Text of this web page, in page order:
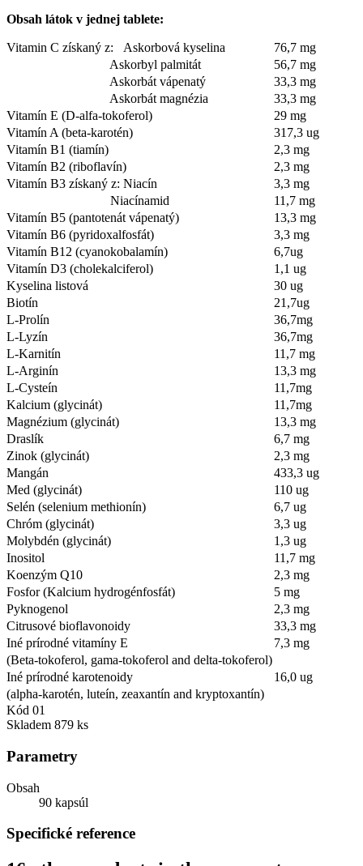
Obsah látok v jednej tablete:
Vitamin C získaný z: Askorbová kyselina
76,7 mg
Askorbyl palmitát
56,7 mg
Askorbát vápenatý
33,3 mg
Askorbát magnézia
33,3 mg
Vitamín E (D-alfa-tokoferol)
29 mg
Vitamín A (beta-karotén)
317,3 ug
Vitamín B1 (tiamín)
2,3 mg
Vitamín B2 (riboflavín)
2,3 mg
Vitamín B3 získaný z: Niacín
3,3 mg
Niacínamid
11,7 mg
Vitamín B5 (pantotenát vápenatý)
13,3 mg
Vitamín B6 (pyridoxalfosfát)
3,3 mg
Vitamín B12 (cyanokobalamín)
6,7ug
Vitamín D3 (cholekalciferol)
1,1 ug
Kyselina listová
30 ug
Biotín
21,7ug
L-Prolín
36,7mg
L-Lyzín
36,7mg
L-Karnitín
11,7 mg
L-Arginín
13,3 mg
L-Cysteín
11,7mg
Kalcium (glycinát)
11,7mg
Magnézium (glycinát)
13,3 mg
Draslík
6,7 mg
Zinok (glycinát)
2,3 mg
Mangán
433,3 ug
Med (glycinát)
110 ug
Selén (selenium methionín)
6,7 ug
Chróm (glycinát)
3,3 ug
Molybdén (glycinát)
1,3 ug
Inositol
11,7 mg
Koenzým Q10
2,3 mg
Fosfor (Kalcium hydrogénfosfát)
5 mg
Pyknogenol
2,3 mg
Citrusové bioflavonoidy
33,3 mg
Iné prírodné vitamíny E
7,3 mg
(Beta-tokoferol, gama-tokoferol and delta-tokoferol)
Iné prírodné karotenoidy
16,0 ug
(alpha-karotén, luteín, zeaxantín and kryptoxantín)
Kód 01
Skladem 879 ks
Parametry
Obsah
90 kapsúl
Specifické reference